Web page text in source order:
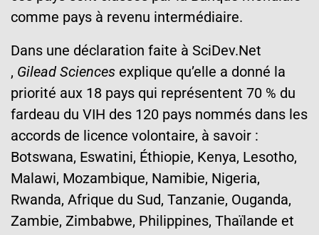
comme pays à revenu intermédiaire.
Dans une déclaration faite à SciDev.Net
, Gilead Sciences explique qu’elle a donné la
priorité aux 18 pays qui représentent 70 % du
fardeau du VIH des 120 pays nommés dans les
accords de licence volontaire, à savoir :
Botswana, Eswatini, Éthiopie, Kenya, Lesotho,
Malawi, Mozambique, Namibie, Nigeria,
Rwanda, Afrique du Sud, Tanzanie, Ouganda,
Zambie, Zimbabwe, Philippines, Thaïlande et